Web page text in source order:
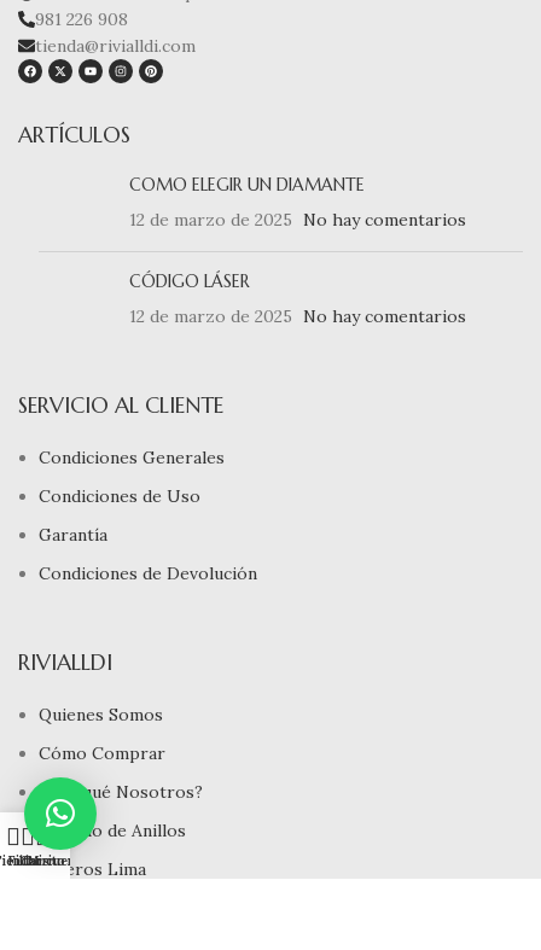
981 226 908
tienda@rivialldi.com
ARTÍCULOS
COMO ELEGIR UN DIAMANTE
12 de marzo de 2025
No hay comentarios
CÓDIGO LÁSER
12 de marzo de 2025
No hay comentarios
SERVICIO AL CLIENTE
Condiciones Generales
Condiciones de Uso
Garantía
Condiciones de Devolución
RIVIALLDI
Quienes Somos
Cómo Comprar
¿ Porqué Nosotros?
Tamaño de Anillos
Joyeros Lima
Filtros
Carrito
Mi cuenta